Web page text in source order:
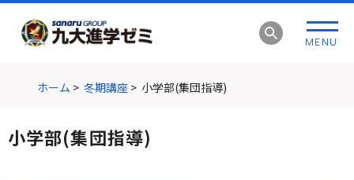
ゲ
ー
MENU
ホーム > 冬期講座> 小学部(集団指導)
小学部(集団指導)